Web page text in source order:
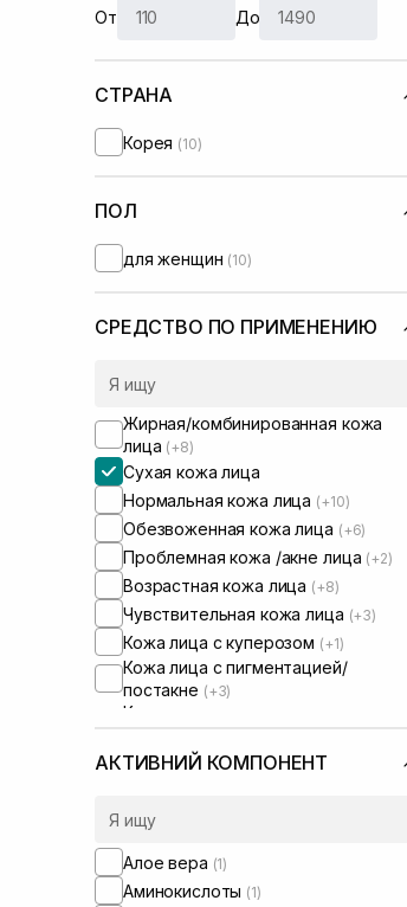
От До
СТРАНА
Корея (10)
ПОЛ
для женщин (10)
СРЕДСТВО ПО ПРИМЕНЕНИЮ
Жирная/комбинированная кожа
лица (+8)
Сухая кожа лица
Нормальная кожа лица (+10)
Обезвоженная кожа лица (+6)
Проблемная кожа /акне лица (+2)
Возрастная кожа лица (+8)
Чувствительная кожа лица (+3)
Кожа лица с куперозом (+1)
Кожа лица с пигментацией/
постакне (+3)
Кожа лица с расширенными порами
Кожа лица с нарушенным
микробиомом
АКТИВНИЙ КОМПОНЕНТ
Алое вера (1)
Аминокислоты (1)